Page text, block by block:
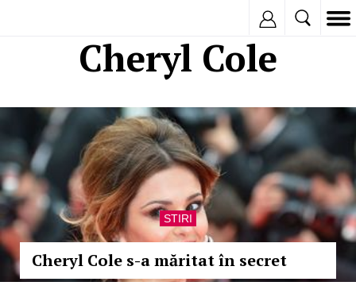
Cheryl Cole
STIRI
Cheryl Cole s-a măritat în secret